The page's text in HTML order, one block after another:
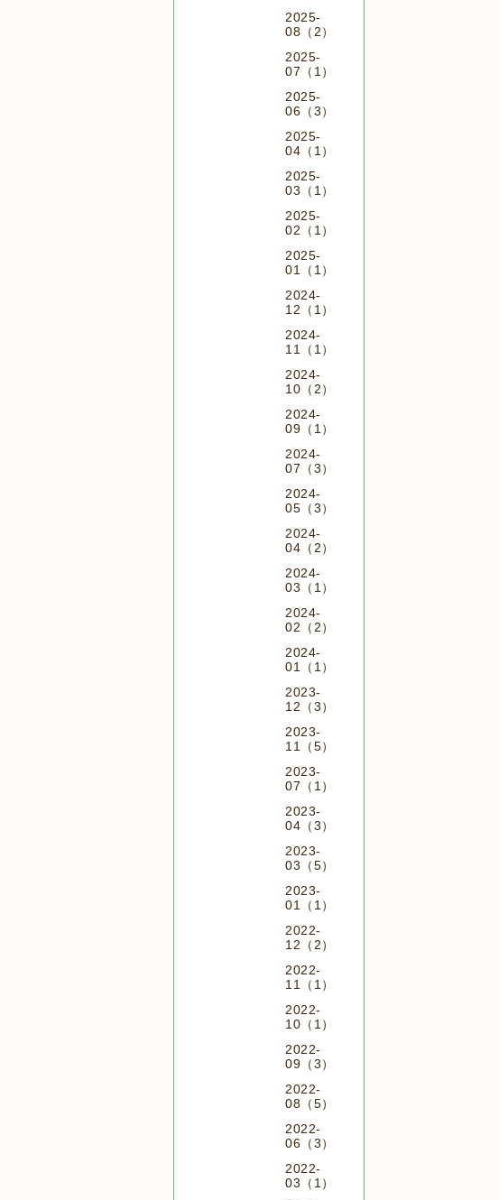
2025-
08（2）
2025-
07（1）
2025-
06（3）
2025-
04（1）
2025-
03（1）
2025-
02（1）
2025-
01（1）
2024-
12（1）
2024-
11（1）
2024-
10（2）
2024-
09（1）
2024-
07（3）
2024-
05（3）
2024-
04（2）
2024-
03（1）
2024-
02（2）
2024-
01（1）
2023-
12（3）
2023-
11（5）
2023-
07（1）
2023-
04（3）
2023-
03（5）
2023-
01（1）
2022-
12（2）
2022-
11（1）
2022-
10（1）
2022-
09（3）
2022-
08（5）
2022-
06（3）
2022-
03（1）